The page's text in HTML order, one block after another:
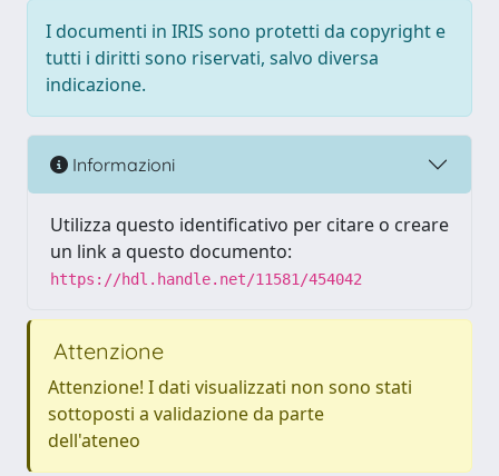
I documenti in IRIS sono protetti da copyright e
tutti i diritti sono riservati, salvo diversa
indicazione.
Informazioni
Utilizza questo identificativo per citare o creare
un link a questo documento:
https://hdl.handle.net/11581/454042
Attenzione
Attenzione! I dati visualizzati non sono stati
sottoposti a validazione da parte
dell'ateneo